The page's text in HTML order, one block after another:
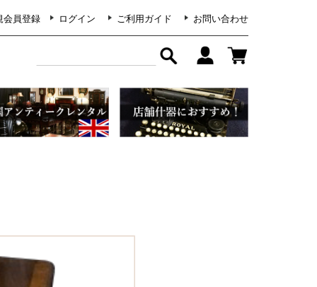
会員登録 ログイン ご利用ガイド お問い合わせ